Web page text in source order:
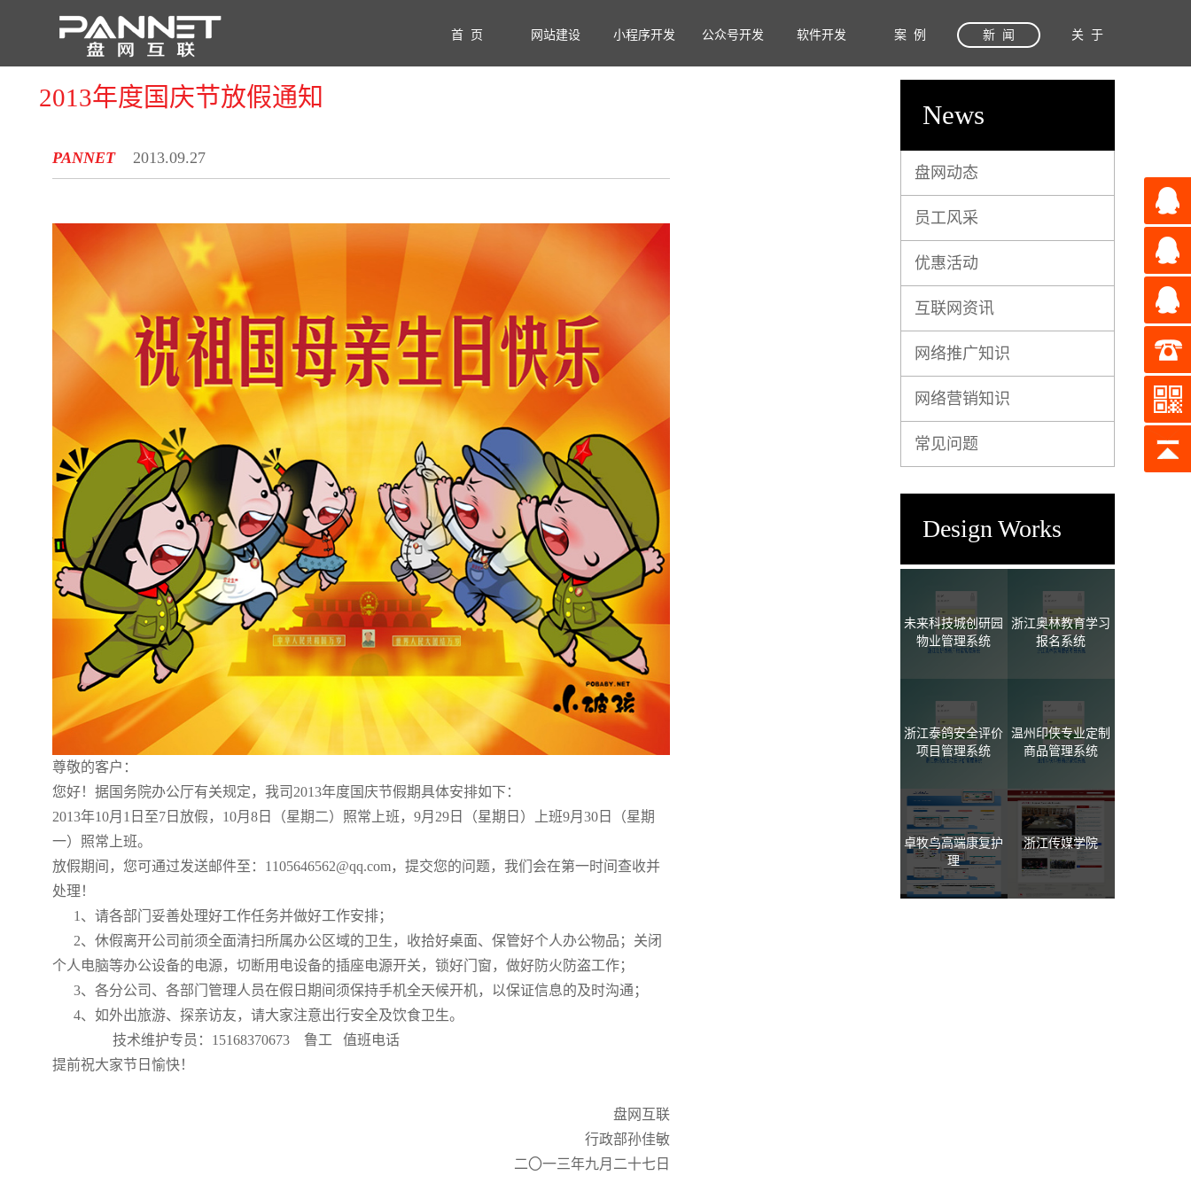
首 页 网站建设 小程序开发 公众号开发 软件开发 案 例 新 闻 关 于
2013年度国庆节放假通知
PANNET 2013.09.27
尊敬的客户：
您好！据国务院办公厅有关规定，我司2013年度国庆节假期具体安排如下：
2013年10月1日至7日放假，10月8日（星期二）照常上班，9月29日（星期日）上班9月30日（星期
一）照常上班。
放假期间，您可通过发送邮件至： 1105646562@qq.com，提交您的问题，我们会在第一时间查收并
处理！
1、请各部门妥善处理好工作任务并做好工作安排；
2、休假离开公司前须全面清扫所属办公区域的卫生，收拾好桌面、保管好个人办公物品；关闭
个人电脑等办公设备的电源，切断用电设备的插座电源开关，锁好门窗，做好防火防盗工作；
3、各分公司、各部门管理人员在假日期间须保持手机全天候开机，以保证信息的及时沟通；
4、如外出旅游、探亲访友，请大家注意出行安全及饮食卫生。
技术维护专员：15168370673 鲁工 值班电话
提前祝大家节日愉快！
盘网互联
行政部孙佳敏
二〇一三年九月二十七日
News
盘网动态
员工风采
优惠活动
互联网资讯
网络推广知识
网络营销知识
常见问题
Design Works
未来科技城创研园
物业管理系统
浙江奥林教育学习
报名系统
浙江泰鸽安全评价
项目管理系统
温州印侠专业定制
商品管理系统
卓牧鸟高端康复护
理
浙江传媒学院